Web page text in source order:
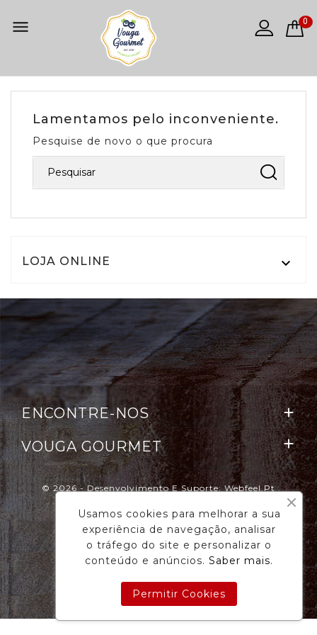
 0
Lamentamos pelo inconveniente.
Pesquise de novo o que procura
LOJA ONLINE 
ENCONTRE-NOS 
VOUGA GOURMET 
© 2026 - Desenvolvimento E Suporte: Webfeel.pt
Usamos cookies para melhorar a sua
experiência de navegação, analisar
o tráfego do site e personalizar o
conteúdo e anúncios. Saber mais.
Permitir Cookies